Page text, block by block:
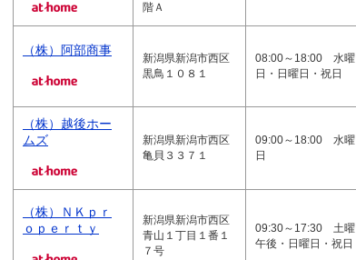
階Ａ
（株）阿部商事
新潟県新潟市西区
黒鳥１０８１
08:00～18:00 水曜
日・日曜日・祝日
（株）越後ホー
ムズ
新潟県新潟市西区
亀貝３３７１
09:00～18:00 水曜
日
（株）ＮＫｐｒ
ｏｐｅｒｔｙ
新潟県新潟市西区
青山１丁目１番１
７号
09:30～17:30 土曜
午後・日曜日・祝日